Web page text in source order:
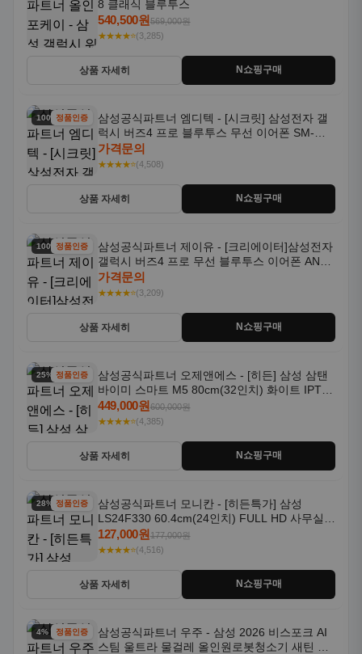
8 클래식 블루투스
540,500원569,000원
★★★★⭐(3,285)
상품 자세히 N쇼핑구매
100% 할인
정품인증
삼성공식파트너 엠디텍 - [시크릿] 삼성전자 갤
럭시 버즈4 프로 블루투스 무선 이어폰 SM-
R640N
가격문의
★★★★⭐(4,508)
상품 자세히 N쇼핑구매
100% 할인
정품인증
삼성공식파트너 제이유 - [크리에이터]삼성전자
갤럭시 버즈4 프로 무선 블루투스 이어폰 ANC
SM-R640N
가격문의
★★★★⭐(3,209)
상품 자세히 N쇼핑구매
25% 할인정품인증
삼성공식파트너 오제앤에스 - [히든] 삼성 삼탠
바이미 스마트 M5 80cm(32인치) 화이트 IPTV
OTT 패키지
449,000원600,000원
★★★★⭐(4,385)
상품 자세히 N쇼핑구매
28% 할인정품인증
삼성공식파트너 모니칸 - [히든특가] 삼성
LS24F330 60.4cm(24인치) FULL HD 사무실/
컴퓨터 모니터
127,000원177,000원
★★★★⭐(4,516)
상품 자세히 N쇼핑구매
4% 할인정품인증
삼성공식파트너 우주 - 삼성 2026 비스포크 AI
스팀 울트라 물걸레 올인원로봇청소기 새틴 그